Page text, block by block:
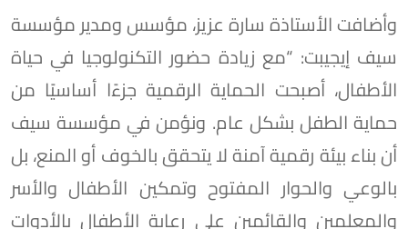
وأضافت الأستاذة سارة عزيز، مؤسس ومدير مؤسسة
سيف إيجيبت: “مع زيادة حضور التكنولوجيا في حياة
الأطفال، أصبحت الحماية الرقمية جزءًا أساسيًا من
حماية الطفل بشكل عام. ونؤمن في مؤسسة سيف
أن بناء بيئة رقمية آمنة لا يتحقق بالخوف أو المنع، بل
بالوعي والحوار المفتوح وتمكين الأطفال والأسر
والمعلمين والقائمين على رعاية الأطفال بالأدوات